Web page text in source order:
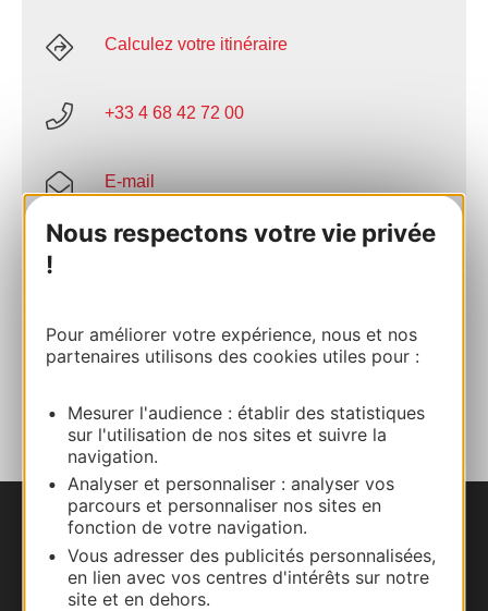
Nous respectons votre vie privée
!
Pour améliorer votre expérience, nous et nos
partenaires utilisons des cookies utiles pour :
Mesurer l'audience : établir des statistiques
sur l'utilisation de nos sites et suivre la
navigation.
Analyser et personnaliser : analyser vos
parcours et personnaliser nos sites en
fonction de votre navigation.
Vous adresser des publicités personnalisées,
en lien avec vos centres d'intérêts sur notre
site et en dehors.
Calculez votre itinéraire
+33 4 68 42 72 00
E-mail
Site internet
Nous contacter
Carte interactive